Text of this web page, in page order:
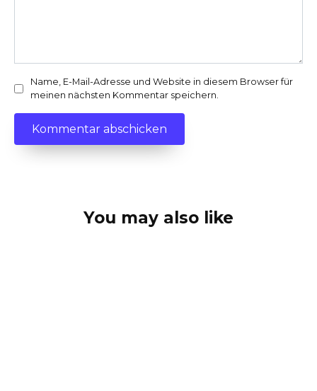
Name, E-Mail-Adresse und Website in diesem Browser für
meinen nächsten Kommentar speichern.
You may also like